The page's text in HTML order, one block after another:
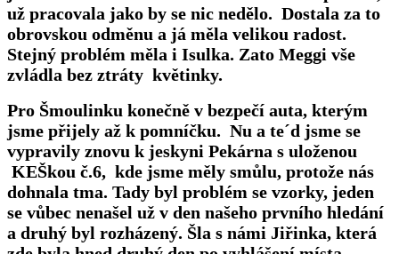
už pracovala jako by se nic nedělo. Dostala za to
obrovskou odměnu a já měla velikou radost.
Stejný problém měla i Isulka. Zato Meggi vše
zvládla bez ztráty květinky.
Pro Šmoulinku konečně v bezpečí auta, kterým
jsme přijely až k pomníčku. Nu a te´d jsme se
vypravily znovu k jeskyni Pekárna s uloženou
KEŠkou č.6, kde jsme měly smůlu, protože nás
dohnala tma. Tady byl problém se vzorky, jeden
se vůbec nenašel už v den našeho prvního hledání
a druhý byl rozházený. Šla s námi Jiřinka, která